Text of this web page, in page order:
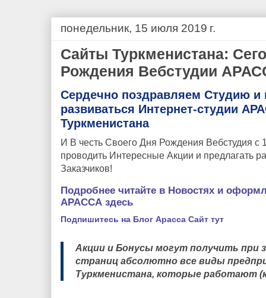
понедельник, 15 июля 2019 г.
Сайты Туркменистана:
Рождения Вебстудии
Сердечно поздравляем Студию и
развиваться Интернет-студии
Туркменистана
И В честь Своего Дня Рождения Вебстудия с
проводить Интересные Акции и предлагать
Заказчиков!
Подробнее читайте в Новостях и
АРАССА здесь
Подпишитесь на Блог Арасса Сайт тут
Акции и Бонусы могут получить при
страниц абсолютно все виды
Туркменистана, которые работают